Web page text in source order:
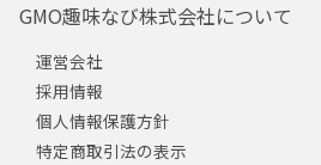
GMO趣味なび株式会社について
運営会社
採用情報
個人情報保護方針
特定商取引法の表示